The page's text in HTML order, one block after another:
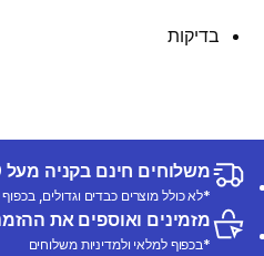
בדיקות
משלוחים חינם בקניה מעל 249 ש"ח
*לא כולל מוצרים כבדים וגדולים, בכפוף
מזמינים ואוספים את
*בכפוף למלאי ולמדיניות משלוחים